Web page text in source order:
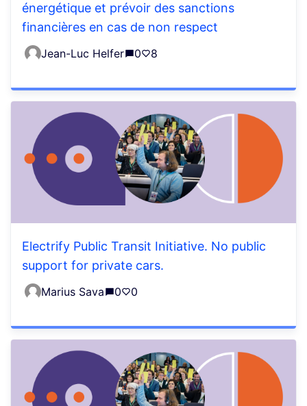
énergétique et prévoir des sanctions
financières en cas de non respect
Jean-Luc Helfer 0 8
Electrify Public Transit Initiative. No public
support for private cars.
Marius Sava 0 0